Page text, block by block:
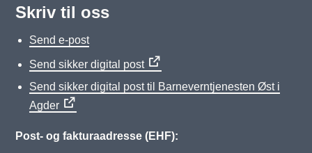
Skriv til oss
Send e-post
Send sikker digital post
Send sikker digital post til Barneverntjenesten Øst i
Agder
Post- og fakturaadresse (EHF):